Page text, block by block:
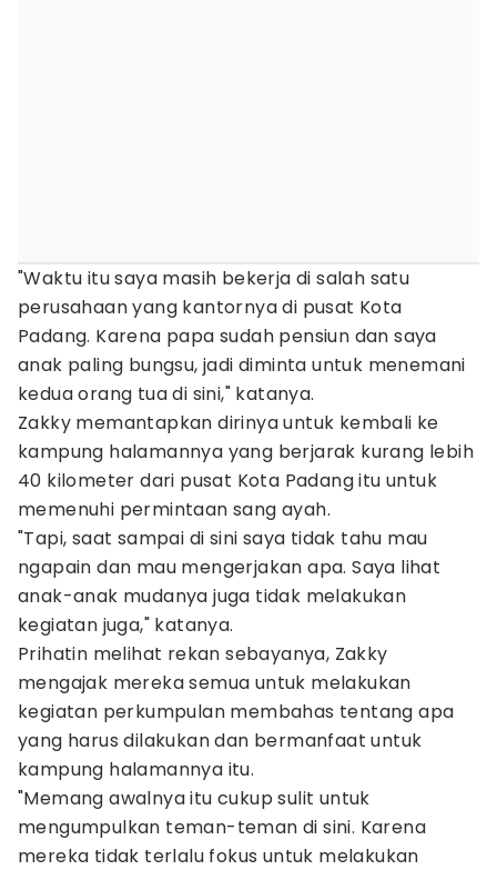
"Waktu itu saya masih bekerja di salah satu
perusahaan yang kantornya di pusat Kota
Padang. Karena papa sudah pensiun dan saya
anak paling bungsu, jadi diminta untuk menemani
kedua orang tua di sini," katanya.
Zakky memantapkan dirinya untuk kembali ke
kampung halamannya yang berjarak kurang lebih
40 kilometer dari pusat Kota Padang itu untuk
memenuhi permintaan sang ayah.
"Tapi, saat sampai di sini saya tidak tahu mau
ngapain dan mau mengerjakan apa. Saya lihat
anak-anak mudanya juga tidak melakukan
kegiatan juga," katanya.
Prihatin melihat rekan sebayanya, Zakky
mengajak mereka semua untuk melakukan
kegiatan perkumpulan membahas tentang apa
yang harus dilakukan dan bermanfaat untuk
kampung halamannya itu.
"Memang awalnya itu cukup sulit untuk
mengumpulkan teman-teman di sini. Karena
mereka tidak terlalu fokus untuk melakukan